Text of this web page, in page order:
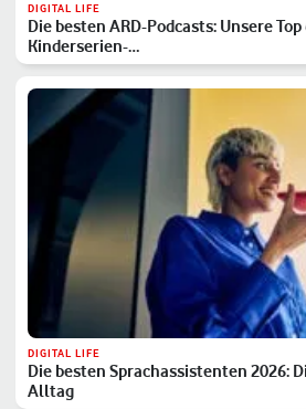
DIGITAL LIFE
Die besten ARD-Podcasts: Unsere
Kinderserien-…
DIGITAL LIFE
Die besten Sprachassistenten 2026:
Alltag